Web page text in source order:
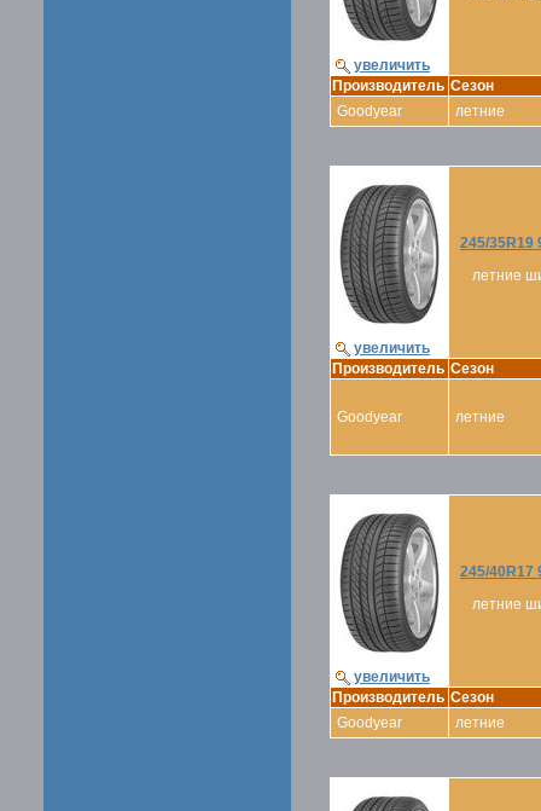
увеличить
Производитель Сезон
Goodyear
летние
увеличить
245/35R19
летние
Производитель Сезон
Goodyear летние
увеличить
245/40R17
летние
Производитель Сезон
Goodyear
летние